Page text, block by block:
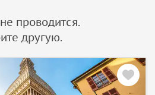
проводится.
другую.